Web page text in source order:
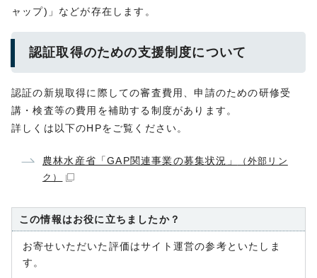
ャップ)」などが存在します。
認証取得のための支援制度について
認証の新規取得に際しての審査費用、申請のための研修受
講・検査等の費用を補助する制度があります。
詳しくは以下のHPをご覧ください。
農林水産省「GAP関連事業の募集状況」
（外部リン
ク）
この情報はお役に立ちましたか？
お寄せいただいた評価はサイト運営の参考といたしま
す。